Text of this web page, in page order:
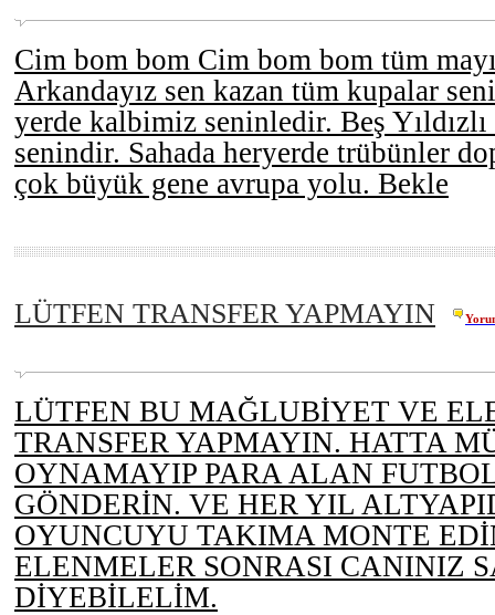
Cim bom bom Cim bom bom tüm
Arkandayız sen kazan tüm kupalar
yerde kalbimiz seninledir. Beş
senindir. Sahada heryerde trübünler
çok büyük gene avrupa yolu. Bekle
LÜTFEN TRANSFER YAPMAYIN
LÜTFEN BU MAĞLUBİYET VE
TRANSFER YAPMAYIN. HATTA
OYNAMAYIP PARA ALAN
GÖNDERİN. VE HER YIL
OYUNCUYU TAKIMA MONTE
ELENMELER SONRASI CANINIZ
DİYEBİLELİM.